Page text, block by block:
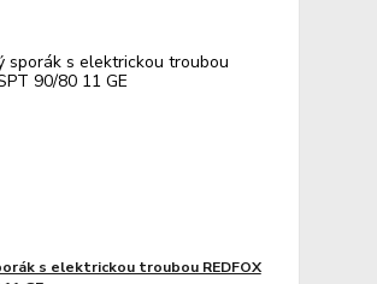
s elektrickou troubou REDFOX